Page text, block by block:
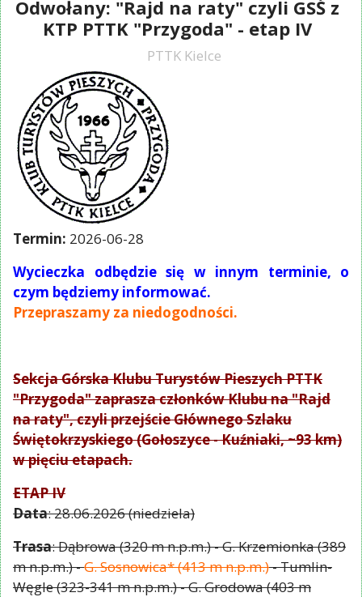
Odwołany: "Rajd na raty" czyli GSŚ z
KTP PTTK "Przygoda" - etap IV
PTTK Kielce
Termin: 2026-06-28
Wycieczka odbędzie się w innym terminie, o
czym będziemy informować.
Przepraszamy za niedogodności.
Sekcja Górska Klubu Turystów Pieszych PTTK
"Przygoda" zaprasza członków Klubu na "Rajd
na raty", czyli przejście Głównego Szlaku
Świętokrzyskiego (Gołoszyce - Kuźniaki, ~93 km)
w pięciu etapach.
ETAP IV
Data: 28.06.2026 (niedziela)
Trasa: Dąbrowa (320 m n.p.m.) - G. Krzemionka (389
m n.p.m.) -G. Sosnowica* (413 m n.p.m.)- Tumlin-
Węgle (323-341 m n.p.m.) - G. Grodowa (403 m